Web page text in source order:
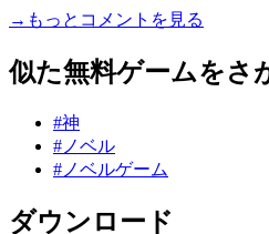
→もっとコメントを見る
似た無料ゲームをさ
#神
#ノベル
#ノベルゲーム
ダウンロード